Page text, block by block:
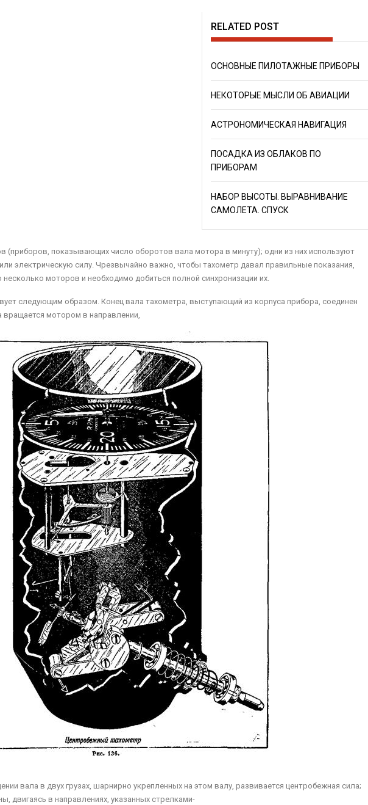
RELATED POST
ОСНОВНЫЕ ПИЛОТАЖНЫЕ ПРИБОРЫ
НЕКОТОРЫЕ МЫСЛИ ОБ АВИАЦИИ
АСТРОНОМИЧЕСКАЯ НАВИГАЦИЯ
ПОСАДКА ИЗ ОБЛАКОВ ПО
ПРИБОРАМ
НАБОР ВЫСОТЫ. ВЫРАВНИВАНИЕ
САМОЛЕТА. СПУСК
(приборов, показывающих число оборотов вала мотора в минуту); одни из них используют
электрическую силу. Чрезвычайно важно, чтобы тахометр давал правильные показания,
моторов и необходимо добиться полной синхронизации их.
следующим образом. Конец вала тахометра, выступающий из корпуса прибора, соединен
мотором в направлении,
вала в двух грузах, шарнирно укрепленных на этом валу, развивается центробежная сила;
двигаясь в направлениях, указанных стрелками-